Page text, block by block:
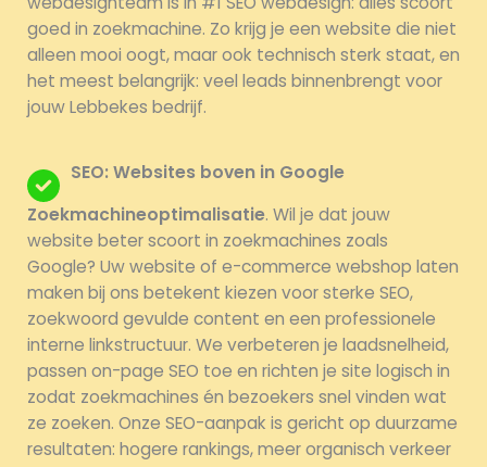
goed in zoekmachine. Zo krijg je een website die niet
alleen mooi oogt, maar ook technisch sterk staat, en
het meest belangrijk: veel leads binnenbrengt voor
jouw Lebbekes bedrijf.
SEO: Websites boven in Google
Zoekmachineoptimalisatie. Wil je dat jouw
website beter scoort in zoekmachines zoals
Google? Uw website of e-commerce webshop laten
maken bij ons betekent kiezen voor sterke SEO,
zoekwoord gevulde content en een professionele
interne linkstructuur. We verbeteren je laadsnelheid,
passen on-page SEO toe en richten je site logisch in
zodat zoekmachines én bezoekers snel vinden wat
ze zoeken. Onze SEO-aanpak is gericht op duurzame
resultaten: hogere rankings, meer organisch verkeer